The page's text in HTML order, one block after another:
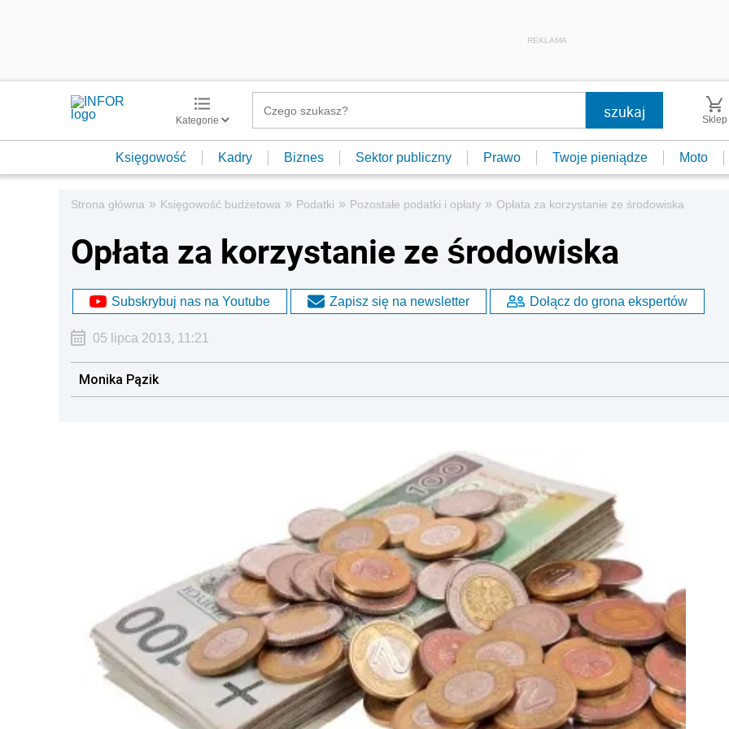
REKLAMA
Kategorie Sklep
Księgowość Kadry Biznes Sektor publiczny Prawo Twoje pieniądze Moto
Strona główna » Księgowość budżetowa » Podatki » Pozostałe podatki i opłaty » Opłata za korzystanie ze środowiska
Opłata za korzystanie ze środowiska
Subskrybuj nas na Youtube Zapisz się na newsletter Dołącz do grona ekspertów
05 lipca 2013, 11:21
Monika Pązik